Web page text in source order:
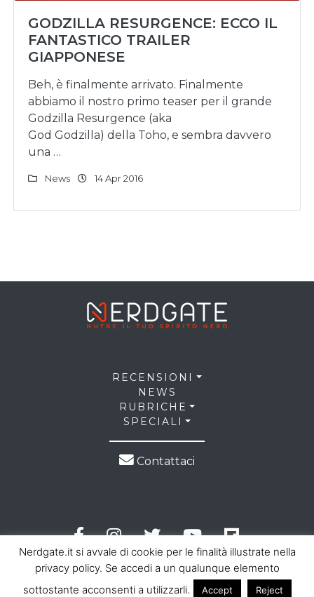
GODZILLA RESURGENCE: ECCO IL
FANTASTICO TRAILER
GIAPPONESE
Beh, è finalmente arrivato. Finalmente
abbiamo il nostro primo teaser per il grande
Godzilla Resurgence (aka
God Godzilla) della Toho, e sembra davvero
una …
News 14 Apr 2016
RECENSIONI
NEWS
RUBRICHE
SPECIALI
Contattaci
Nerdgate.it si avvale di cookie per le finalità illustrate nella
privacy policy. Se accedi a un qualunque elemento
sottostante acconsenti a utilizzarli.
Accept Reject